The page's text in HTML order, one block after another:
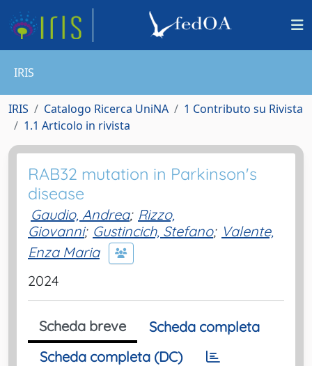
IRIS
IRIS Catalogo Ricerca UniNA
1 Contributo su Rivista
1.1 Articolo in rivista
RAB32 mutation in Parkinson's
disease
Gaudio, Andrea; Rizzo,
Giovanni; Gustincich, Stefano; Valente,
Enza Maria
2024
Scheda breve
Scheda completa
Scheda completa (DC)